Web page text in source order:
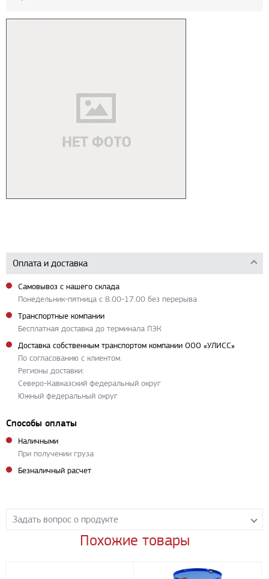
Оплата и доставка
Самовывоз с нашего склада
Понедельник-пятница с 8.00-17.00 без перерыва
Транспортные компании
Бесплатная доставка до терминала ПЭК
Доставка собственным транспортом компании ООО «УЛИСС»
По согласованию с клиентом.
Регионы доставки:
Северо-Кавказский федеральный округ
Южный федеральный округ
Способы оплаты
Наличными
При получении груза
Безналичный расчет
Задать вопрос о продукте
Задайте нашим менеджерам вопрос о данном продукте.
Похожие товары